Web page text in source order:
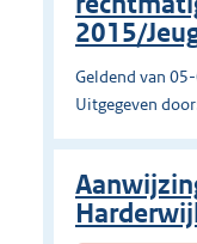
2015/
Geldend van
Uitgegeven